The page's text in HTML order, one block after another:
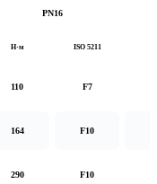
PN16
Н·м ISO 5211
110 F7
164 F10
290 F10